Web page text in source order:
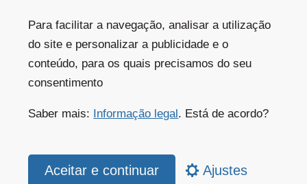
Para facilitar a navegação, analisar a utilização
do site e personalizar a publicidade e o
conteúdo, para os quais precisamos do seu
consentimento
Saber mais: Informação legal. Está de acordo?
Ajustes
Serviços Climáticos
Setores
Website subscriptions